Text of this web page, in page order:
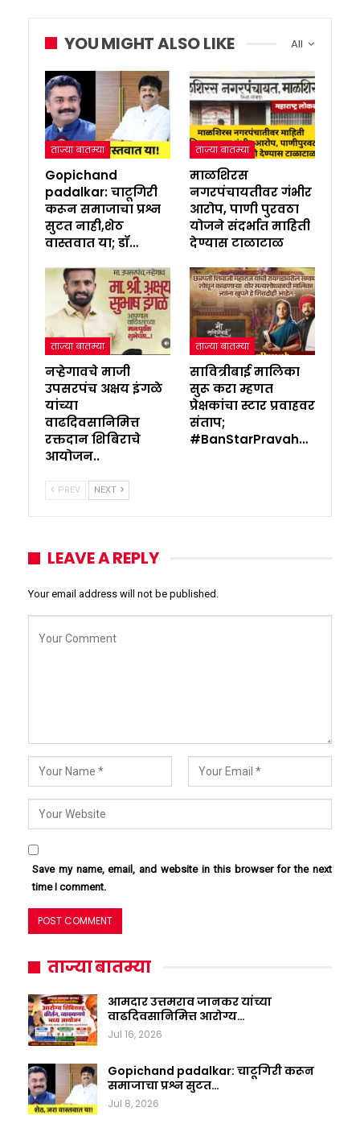
All
YOU MIGHT ALSO LIKE
ताज्या बातम्या
Gopichand
padalkar: चाटूगिरी
करून समाजाचा प्रश्न
सुटत नाही,शेठ
वास्तवात या; डॉ…
ताज्या बातम्या
माळशिरस
नगरपंचायतीवर गंभीर
आरोप, पाणी पुरवठा
योजने संदर्भात माहिती
देण्यास टाळाटाळ
ताज्या बातम्या
नऱ्हेगावचे माजी
उपसरपंच अक्षय इंगळे
यांच्या
वाढदिवसानिमित्त
रक्तदान शिबिराचे
आयोजन..
ताज्या बातम्या
सावित्रीबाई मालिका
सुरू करा म्हणत
प्रेक्षकांचा स्टार प्रवाहवर
संताप;
#BanStarPravah…
PREV NEXT
LEAVE A REPLY
Your email address will not be published.
Save my name, email, and website in this browser for the next
time I comment.
ताज्या बातम्या
आमदार उत्तमराव जानकर यांच्या
वाढदिवसानिमित्त आरोग्य…
Jul 16, 2026
Gopichand padalkar: चाटूगिरी करून
समाजाचा प्रश्न सुटत…
Jul 8, 2026